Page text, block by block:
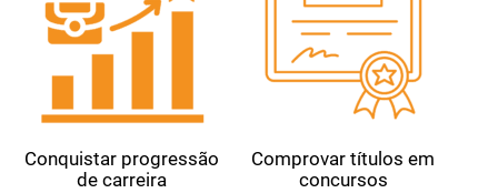
Conquistar progressão
de carreira
Comprovar títulos em
concursos